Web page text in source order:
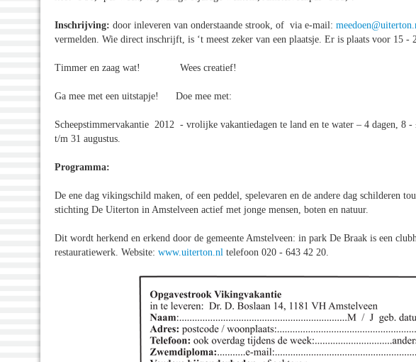
Inschrijving: door inleveren van onderstaande strook, of via e-mail:
vermelden. Wie direct inschrijft, is ‘t meest zeker van een plaatsje. Er is plaats voor 15 -
Timmer en zaag wat! Wees creatief!
Ga mee met een uitstapje! Doe mee met:
Scheepstimmervakantie 2012 - vrolijke vakantiedagen te land en te water – 4
t/m 31 augustus.
Programma:
De ene dag vikingschild maken, of een peddel, spelevaren en de andere dag schilderen
stichting De Uiterton in Amstelveen actief met jonge mensen, boten en natuur.
Dit wordt herkend en erkend door de gemeente Amstelveen: in park De Braak is een
restauratiewerk. Website: www.uiterton.nl telefoon 020 - 643 42 20.